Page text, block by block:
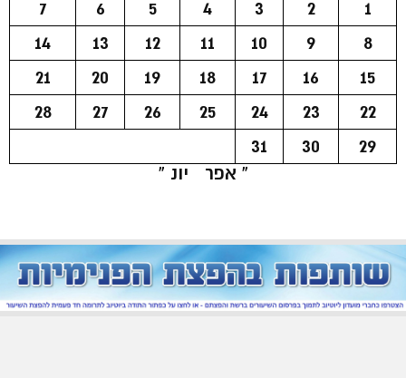
1
2
3
4
5
6
7
8
9
10
11
12
13
14
15
16
17
18
19
20
21
22
23
24
25
26
27
28
29
30
31
« אפר
יונ »